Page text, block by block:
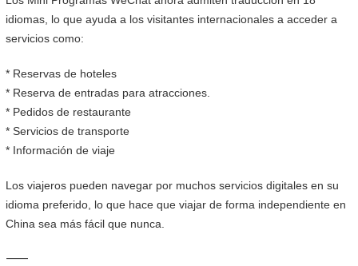
idiomas, lo que ayuda a los visitantes internacionales a acceder a
servicios como:
* Reservas de hoteles
* Reserva de entradas para atracciones.
* Pedidos de restaurante
* Servicios de transporte
* Información de viaje
Los viajeros pueden navegar por muchos servicios digitales en su
idioma preferido, lo que hace que viajar de forma independiente en
China sea más fácil que nunca.
⸻